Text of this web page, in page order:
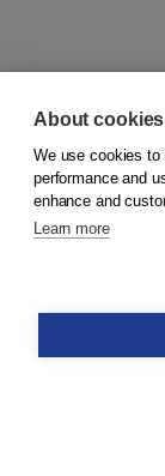
© 2026Koninklijke
Order
About
We use cookies
performance and
enhance and
Learn more